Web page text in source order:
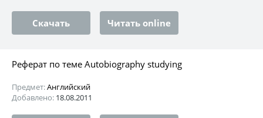
Скачать Читать online
Реферат по теме Autobiography studying
Предмет:Английский
Добавлено: 18.08.2011